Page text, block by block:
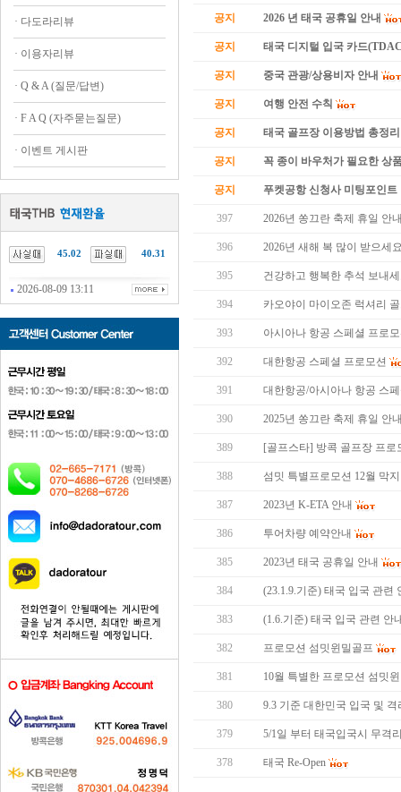
· 다도라리뷰
· 이용자리뷰
· Q & A (질문/답변)
· F A Q (자주묻는질문)
· 이벤트 게시판
45.02 40.31
2026-08-09 13:11
공지 2026 년 태국 공휴일 안내
공지 태국 디지털 입국 카드
공지 중국 관광/상용비자 안내
공지 여행 안전 수칙
공지 태국 골프장 이용방법 총정리
공지 꼭 종이 바우처가 필요한 상
공지 푸켓공항 신청사 미팅포인트
397 2026년 쏭끄란 축제 휴일 안
396 2026년 새해 복 많이 받으세
395 건강하고 행복한 추석 보내
394 카오야이 마이오존 럭셔리
393 아시아나 항공 스페셜 프로
392 대한항공 스페셜 프로모션
391 대한항공/아시아나 항공 스
390 2025년 쏭끄란 축제 휴일 안
389 [골프스타] 방콕 골프장 프로
388 섬밋 특별프로모션 12월 막
387 2023년 K-ETA 안내
386 투어차량 예약안내
385 2023년 태국 공휴일 안내
384 (23.1.9.기준) 태국 입국 관련
383 (1.6.기준) 태국 입국 관련 안
382 프로모션 섬밋윈밀골프
381 10월 특별한 프로모션 섬밋
380 9.3 기준 대한민국 입국 및
379 5/1일 부터 태국입국시 무격
378 태국 Re-Open